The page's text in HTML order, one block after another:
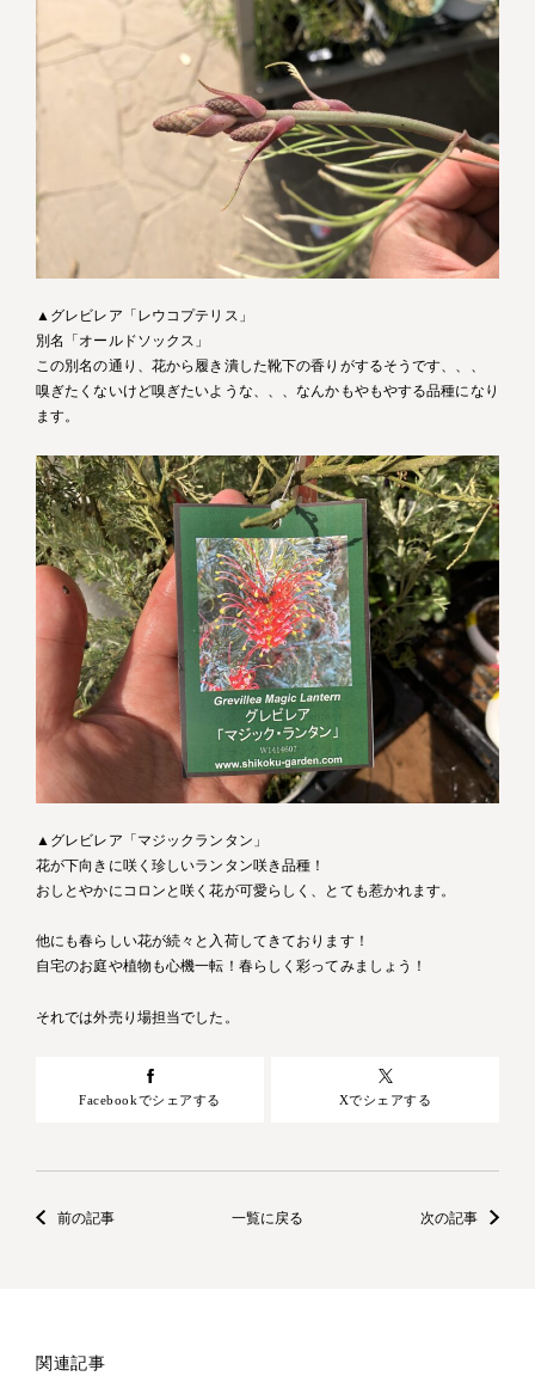
▲グレビレア「レウコプテリス」
別名「オールドソックス」
この別名の通り、花から履き潰した靴下の香りがするそうです、、、
嗅ぎたくないけど嗅ぎたいような、、、なんかもやもやする品種になり
ます。
▲グレビレア「マジックランタン」
花が下向きに咲く珍しいランタン咲き品種！
おしとやかにコロンと咲く花が可愛らしく、とても惹かれます。
他にも春らしい花が続々と入荷してきております！
自宅のお庭や植物も心機一転！春らしく彩ってみましょう！
それでは外売り場担当でした。
Facebookでシェアする Xでシェアする
前の記事 一覧に戻る 次の記事
関連記事